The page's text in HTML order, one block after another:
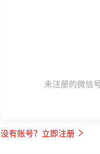
未注册的微信
没有账号？立即注册